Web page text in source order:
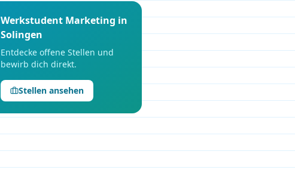
Werkstudent Marketing in
Solingen
Entdecke offene Stellen und
bewirb dich direkt.
Stellen ansehen